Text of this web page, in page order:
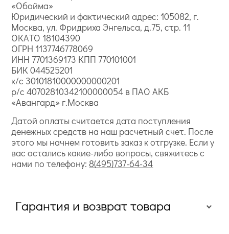
«Обойма»
Юридический и фактический адрес: 105082, г.
Москва, ул. Фридриха Энгельса, д.75, стр. 11
ОКАТО 18104390
ОГРН 1137746778069
ИНН 7701369173 КПП 770101001
БИК 044525201
к/с 30101810000000000201
р/с 40702810342100000054 в ПАО АКБ
«Авангард» г.Москва
Датой оплаты считается дата поступления
денежных средств на наш расчетный счет. После
этого мы начнем готовить заказ к отгрузке. Если у
вас остались какие-либо вопросы, свяжитесь с
нами по телефону: 8(495)737-64-34
Гарантия и возврат товара